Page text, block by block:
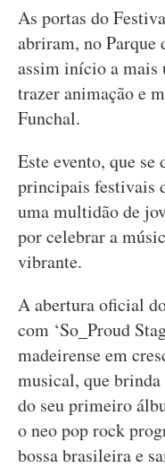
As portas do
abriram, no Parque
assim início a mais
trazer animação e
Funchal.
Este evento, que se
principais festivais
uma multidão de
por celebrar a
vibrante.
A abertura oficial
com ‘So_Proud
madeirense em
musical, que
do seu primeiro
o neo pop rock
bossa brasileira e